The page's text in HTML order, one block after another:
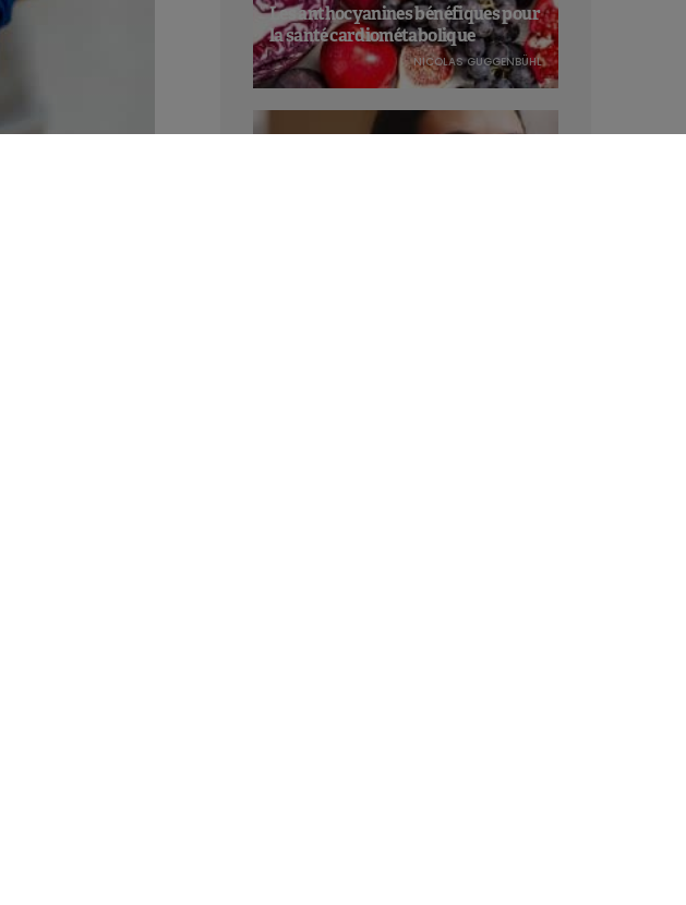
Les anthocyanines bénéfiques pour
la santé cardiométabolique
NICOLAS GUGGENBÜHL